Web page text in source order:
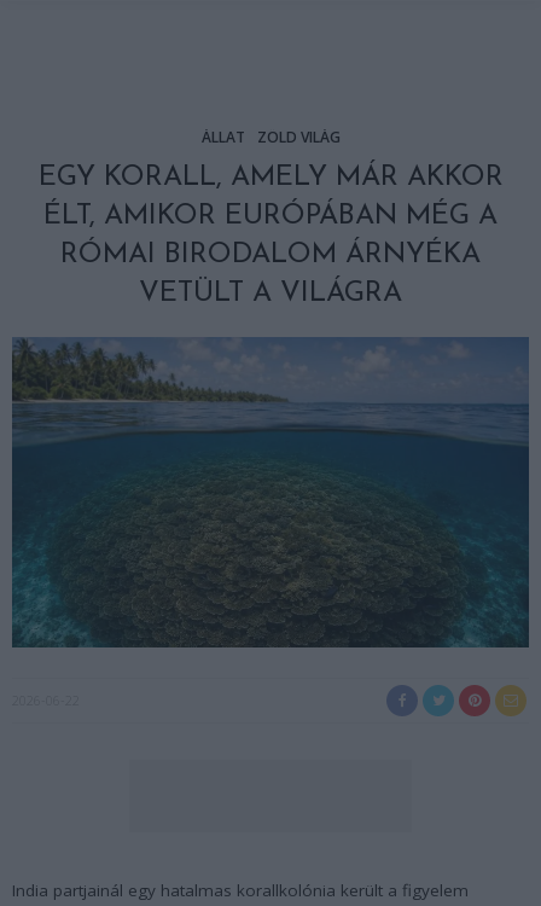
ÁLLAT ZÖLD VILÁG
EGY KORALL, AMELY MÁR AKKOR
ÉLT, AMIKOR EURÓPÁBAN MÉG A
RÓMAI BIRODALOM ÁRNYÉKA
VETÜLT A VILÁGRA
India partjainál egy hatalmas korallkolónia került a figyelem